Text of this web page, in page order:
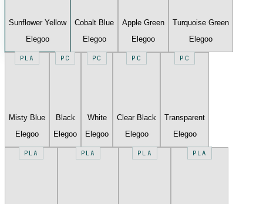
Sunflower Yellow
Elegoo
Cobalt Blue
Elegoo
Apple Green
Elegoo
Turquoise Green
Elegoo
PLA
Misty Blue
Elegoo
PC
Black
Elegoo
PC
White
Elegoo
PC
Clear Black
Elegoo
PC
Transparent
Elegoo
PLA PLA PLA PLA